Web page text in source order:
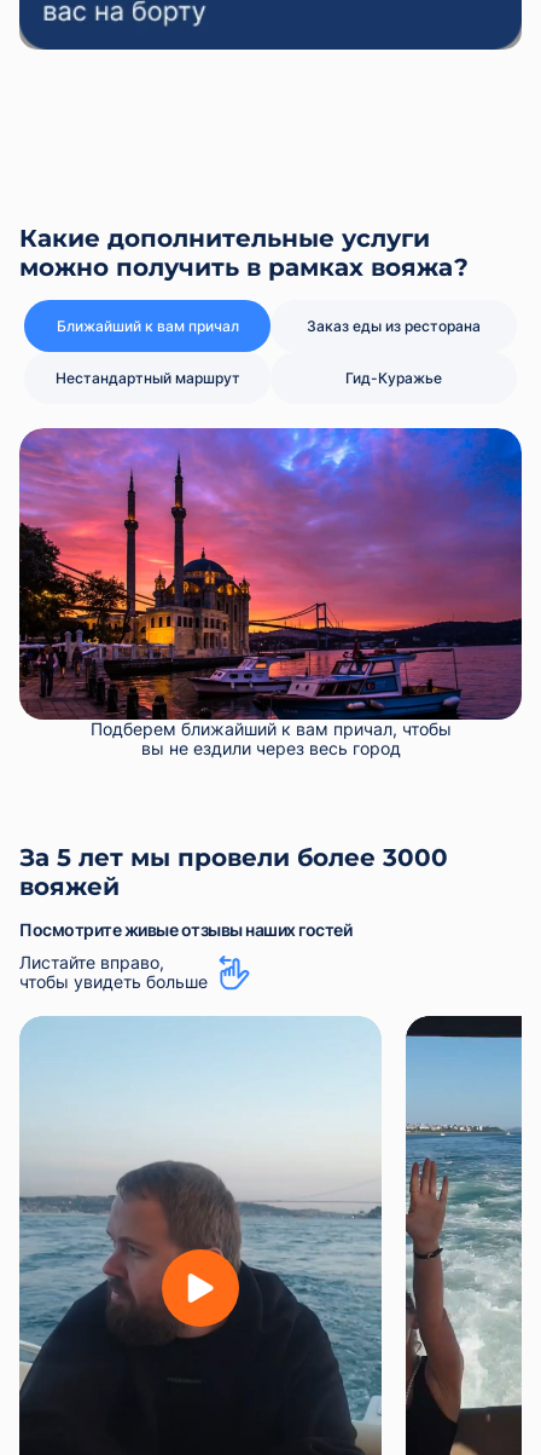
Какие дополнительные услуги
можно получить в рамках вояжа?
Ближайший к вам причал Заказ еды из ресторана
Нестандартный маршрут Гид-Куражье
Подберем ближайший к вам причал, чтобы
вы не ездили через весь город
За 5 лет мы провели более 3000
вояжей
Посмотрите живые отзывы наших гостей
Листайте вправо,
чтобы увидеть больше